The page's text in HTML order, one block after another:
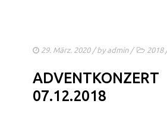
DATENSCHUTZ
29. März. 2020/ byadmin/ 2018
ADVENTKONZERT
07.12.2018